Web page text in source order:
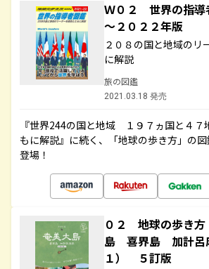
Ｗ０２ 世界の指
～２０２２年版
２０８の国と地域のリ
に解説
旅の図鑑
2021.03.18 発売
『世界244の国と地域 １９７ヵ国と４７
もに解説』に続く、「地球の歩き方」の
登場！
０２ 地球の歩き
島 喜界島 加計呂
１） ５訂版